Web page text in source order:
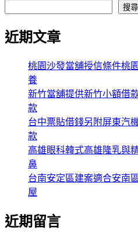
搜尋
近期文章
桃園沙發當舖授信條件桃
養
新竹當舖提供新竹小額借
款
台中票貼借錢另附屏東汽
款
高雄眼科韓式高雄隆乳與
鼻
台南安定區建案適合安南
屋
近期留言